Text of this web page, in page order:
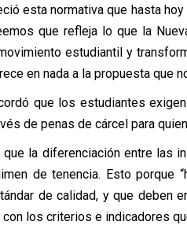
esta normativa que hasta
que refleja lo que la
estudiantil y
en nada a la propuesta que
que los estudiantes
de penas de cárcel para
que la diferenciación entre las
de tenencia. Esto porque
de calidad, y que deben
los criterios e indicadores